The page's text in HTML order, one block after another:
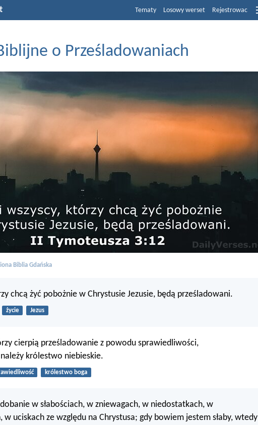
Tematy Losowy werset Rejestrowac
o Prześladowaniach
Biblia Gdańska
chcą żyć pobożnie w Chrystusie Jezusie, będą prześladowani.
życie Jezus
cierpią prześladowanie z powodu sprawiedliwości,
królestwo niebieskie.
królestwo boga
w słabościach, w zniewagach, w niedostatkach, w
w uciskach ze względu na Chrystusa; gdy bowiem jestem słaby, wtedy